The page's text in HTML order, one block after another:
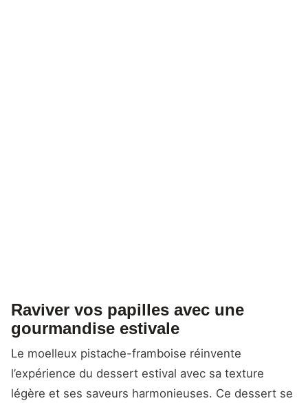
Raviver vos papilles avec une
gourmandise estivale
Le moelleux pistache-framboise réinvente
l’expérience du dessert estival avec sa texture
légère et ses saveurs harmonieuses. Ce dessert se